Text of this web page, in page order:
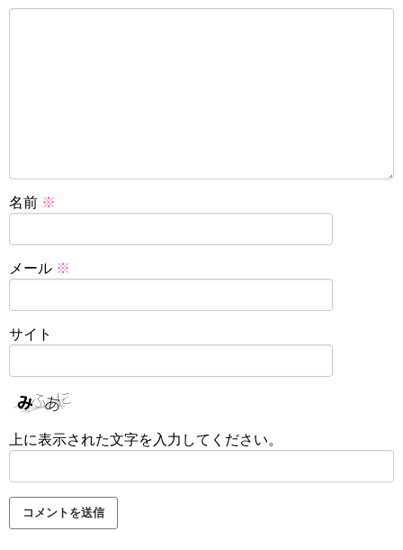
名前 ※
メール ※
サイト
上に表示された文字を入力してください。